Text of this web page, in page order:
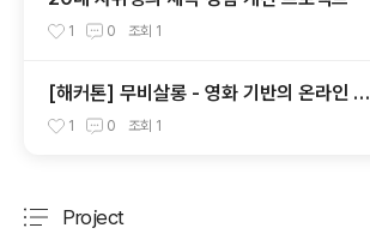
1 0 조회 1
[해커톤] 무비살롱 - 영화 기반의 온라인 살
롱 1 0 조회 1
Project